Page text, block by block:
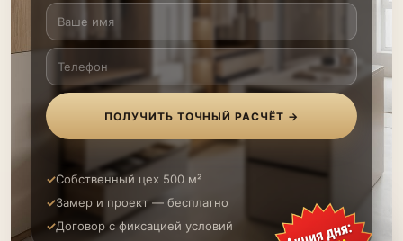
ПОЛУЧИТЬ ТОЧНЫЙ РАСЧЁТ →
Собственный цех 500 м²
Замер и проект — бесплатно
Договор с фиксацией условий